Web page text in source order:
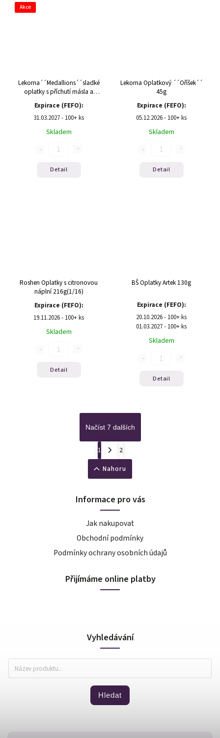
Akce
Lekorna´´Medallions´´sladké
oplatky s příchutí másla a
vanilky 100g
Expirace (FEFO):
31.03.2027 - 100+ ks
Skladem
Detail
Lekorna Oplatkový ´´Oříšek´´
45g
Expirace (FEFO):
05.12.2026 - 100+ ks
Skladem
Detail
Roshen Oplatky s citronovou
náplní 216g(1/16)
Expirace (FEFO):
19.11.2026 - 100+ ks
Skladem
Detail
BŠ Oplatky Artek 130g
Expirace (FEFO):
20.10.2026 - 100+ ks
01.03.2027 - 100+ ks
Skladem
Detail
Načíst 7 dalších
1
2
Nahoru
Informace pro vás
Jak nakupovat
Obchodní podmínky
Podmínky ochrany osobních údajů
Přijímáme online platby
Vyhledávání
Hledat